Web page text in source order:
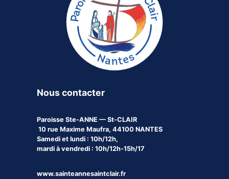
Nous contacter
Paroisse Ste-ANNE — St-CLAIR
10 rue Maxime Maufra, 44100 NANTES
Samedi et lundi : 10h/12h,
mardi à vendredi : 10h/12h-15h/17
www.sainteannesaintclair.fr